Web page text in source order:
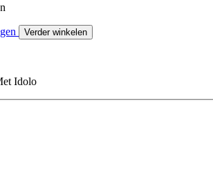
Verder winkelen
Idolo